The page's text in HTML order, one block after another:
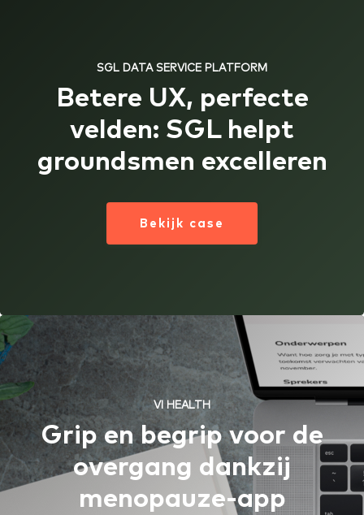
SGL DATA SERVICE PLATFORM
Betere UX, perfecte
velden: SGL helpt
groundsmen excelleren
Bekijk case
VI HEALTH
Grip en begrip voor de
overgang dankzij
menopauze-app